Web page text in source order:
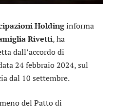
Holdinginforma
Rivetti, ha
dall’accordo di
24 febbraio 2024, sul
dal 10 settembre.
del Patto di